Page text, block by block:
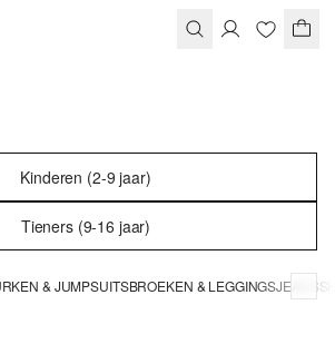
Kinderen (2-9 jaar)
Tieners (9-16 jaar)
& JUMPSUITSBROEKEN & LEGGINGSJEANS